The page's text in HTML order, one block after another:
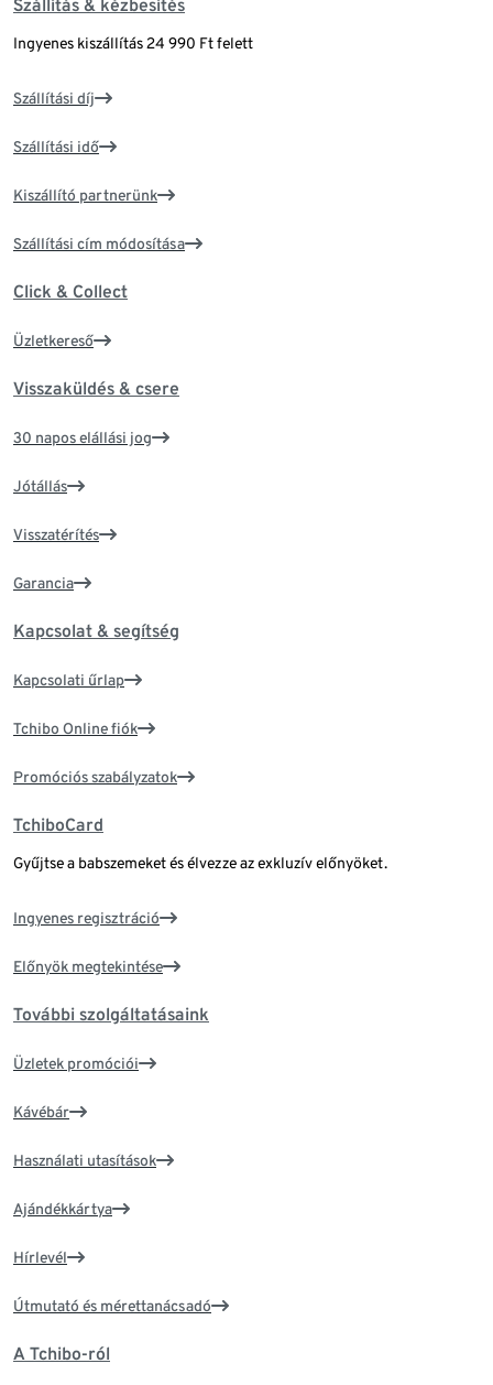
Szállítás & kézbesítés
Ingyenes kiszállítás 24 990 Ft felett
Szállítási díj
Szállítási idő
Kiszállító partnerünk
Szállítási cím módosítása
Click & Collect
Üzletkereső
Visszaküldés & csere
30 napos elállási jog
Jótállás
Visszatérítés
Garancia
Kapcsolat & segítség
Kapcsolati űrlap
Tchibo Online fiók
Promóciós szabályzatok
TchiboCard
Gyűjtse a babszemeket és élvezze az exkluzív előnyöket.
Ingyenes regisztráció
Előnyök megtekintése
További szolgáltatásaink
Üzletek promóciói
Kávébár
Használati utasítások
Ajándékkártya
Hírlevél
Útmutató és mérettanácsadó
A Tchibo-ról